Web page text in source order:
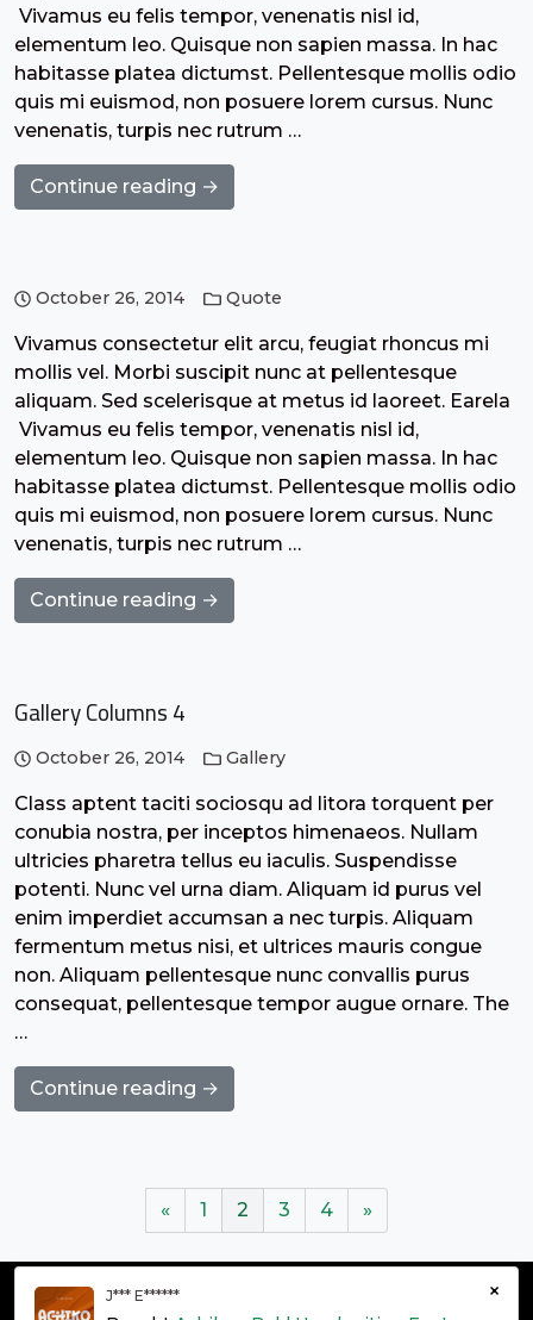
Vivamus eu felis tempor, venenatis nisl id,
elementum leo. Quisque non sapien massa. In hac
habitasse platea dictumst. Pellentesque mollis odio
quis mi euismod, non posuere lorem cursus. Nunc
venenatis, turpis nec rutrum …
Continue reading →
October 26, 2014 Quote
Vivamus consectetur elit arcu, feugiat rhoncus mi
mollis vel. Morbi suscipit nunc at pellentesque
aliquam. Sed scelerisque at metus id laoreet. Earela
Vivamus eu felis tempor, venenatis nisl id,
elementum leo. Quisque non sapien massa. In hac
habitasse platea dictumst. Pellentesque mollis odio
quis mi euismod, non posuere lorem cursus. Nunc
venenatis, turpis nec rutrum …
Continue reading →
Gallery Columns 4
October 26, 2014 Gallery
Class aptent taciti sociosqu ad litora torquent per
conubia nostra, per inceptos himenaeos. Nullam
ultricies pharetra tellus eu iaculis. Suspendisse
potenti. Nunc vel urna diam. Aliquam id purus vel
enim imperdiet accumsan a nec turpis. Aliquam
fermentum metus nisi, et ultrices mauris congue
non. Aliquam pellentesque nunc convallis purus
consequat, pellentesque tempor augue ornare. The
…
Continue reading →
« 1 2 3 4 »
×
J*** E******